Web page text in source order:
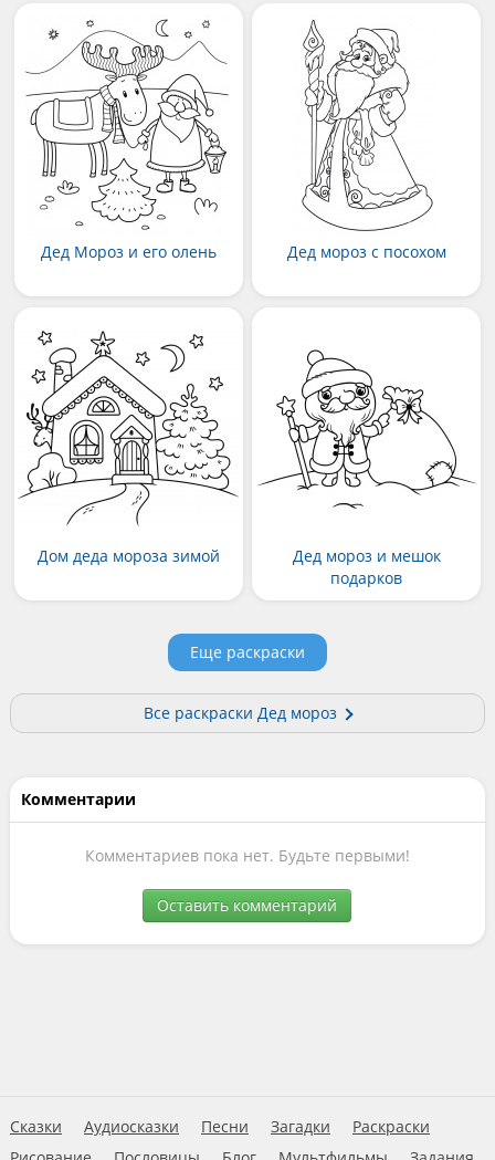
Дед Мороз и его олень Дед мороз с посохом
Дом деда мороза зимой
Дед мороз и мешок
подарков
Еще раскраски
Все раскраски Дед мороз
Комментарии
Комментариев пока нет. Будьте первыми!
Оставить комментарий
Сказки Аудиосказки Песни Загадки
Раскраски